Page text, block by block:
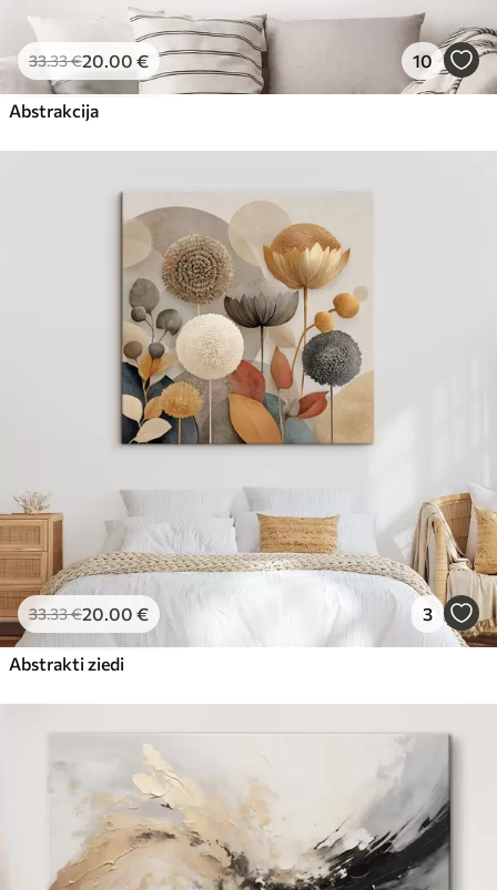
33.33€20.00 € 10
Abstrakcija
33.33€20.00 € 3
Abstrakti ziedi